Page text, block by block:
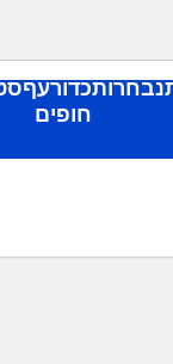
נבחרותכדורעף
חופים